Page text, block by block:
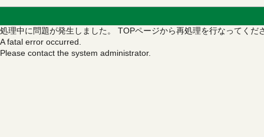
処理中に問題が発生しました。 TOPページから再処理を行なってくだ
A fatal error occurred.
Please contact the system administrator.